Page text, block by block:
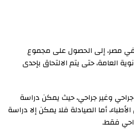
مصر، إلى الحصول على مجموع
العامة، حتى يتم الالتحاق بإحدى
وغير جراحي، حيث يمكن دراسة
أما الصيادلة فلا يمكن إلا دراسة
فقط.